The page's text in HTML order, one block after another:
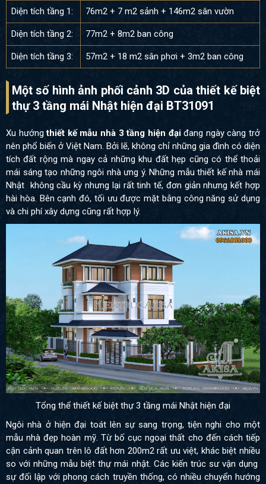
Diện tích tầng 1: 76m2 + 7 m2 sảnh + 146m2 sân vườn
Diện tích tầng 2: 77m2 + 8m2 ban công
Diện tích tầng 3: 57m2 + 18 m2 sân phơi + 3m2 ban công
Một số hình ảnh phối cảnh 3D của thiết kế biệt
thự 3 tầng mái Nhật hiện đại BT31091
Xu hướngthiết kế mẫu nhà 3 tầng hiện đạiđang ngày càng trở
nên phổ biến ở Việt Nam. Bởi lẽ, không chỉ những gia đình có diện
tích đất rộng mà ngay cả những khu đất hẹp cũng có thể thoải
mái sáng tạo những ngôi nhà ưng ý. Những mẫu thiết kế nhà mái
Nhật không cầu kỳ nhưng lại rất tinh tế, đơn giản nhưng kết hợp
hài hòa. Bên cạnh đó, tối ưu được mặt bằng công năng sử dụng
và chi phí xây dựng cũng rất hợp lý.
Tổng thể thiết kế biệt thự 3 tầng mái Nhật hiện đại
Ngôi nhà ở hiện đại toát lên sự sang trọng, tiện nghi cho một
mẫu nhà đẹp hoàn mỹ. Từ bố cục ngoại thất cho đến cách tiếp
cận cảnh quan trên lô đất hơn 200m2 rất ưu việt, khác biệt nhiều
so với những mẫu biệt thự mái nhật. Các kiến trúc sư vận dụng
sự đối lập với phong cách truyền thống, có nhiều chuyển hướng